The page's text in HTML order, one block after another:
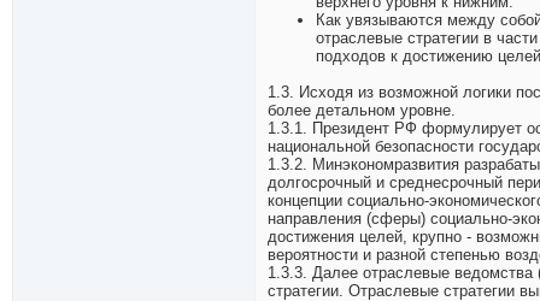
Как увязываются между
отраслевые стратегии в
подходов к достижению
1.3. Исходя из возможной логики
более детальном уровне.
1.3.1. Президент РФ формулирует
национальной безопасности
1.3.2. Минэкономразвития
долгосрочный и среднесрочный
концепции социально-
направления (сферы) социально-
достижения целей, крупно -
вероятности и разной степенью
1.3.3. Далее отраслевые
стратегии. Отраслевые стратегии